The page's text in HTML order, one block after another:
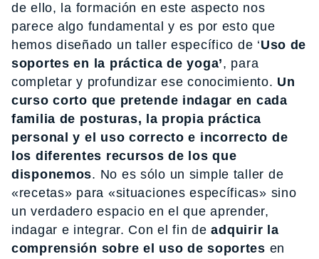
de ello, la formación en este aspecto nos
parece algo fundamental y es por esto que
hemos diseñado un taller específico de ‘Uso de
soportes en la práctica de yoga’, para
completar y profundizar ese conocimiento. Un
curso corto que pretende indagar en cada
familia de posturas, la propia práctica
personal y el uso correcto e incorrecto de
los diferentes recursos de los que
disponemos. No es sólo un simple taller de
«recetas» para «situaciones específicas» sino
un verdadero espacio en el que aprender,
indagar e integrar. Con el fin deadquirir la
comprensión sobre el uso de soportes en